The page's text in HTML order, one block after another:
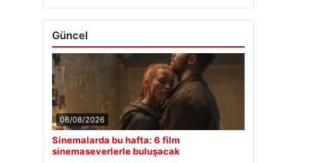
Güncel
06/08/2026
Sinemalarda bu hafta: 6 film
sinemaseverlerle buluşacak